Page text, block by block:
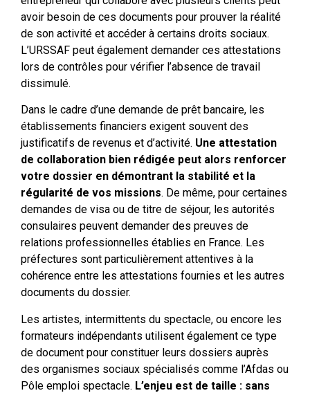
avoir besoin de ces documents pour prouver la réalité
de son activité et accéder à certains droits sociaux.
L’URSSAF peut également demander ces attestations
lors de contrôles pour vérifier l’absence de travail
dissimulé.
Dans le cadre d’une demande de prêt bancaire, les
établissements financiers exigent souvent des
justificatifs de revenus et d’activité. Une attestation
de collaboration bien rédigée peut alors renforcer
votre dossier en démontrant la stabilité et la
régularité de vos missions. De même, pour certaines
demandes de visa ou de titre de séjour, les autorités
consulaires peuvent demander des preuves de
relations professionnelles établies en France. Les
préfectures sont particulièrement attentives à la
cohérence entre les attestations fournies et les autres
documents du dossier.
Les artistes, intermittents du spectacle, ou encore les
formateurs indépendants utilisent également ce type
de document pour constituer leurs dossiers auprès
des organismes sociaux spécialisés comme l’Afdas ou
Pôle emploi spectacle. L’enjeu est de taille : sans